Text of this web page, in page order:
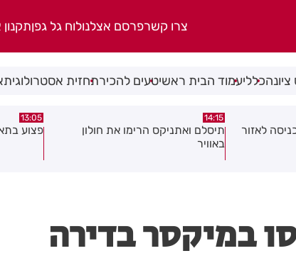
צרו קשרפרסם אצלנולוח גל גפן
ציונהכלליעמוד הבית ראשיטעים להכירתחזית אסטרולוגית
חולון
13:05
פצוע בתאונת אופנוע במרכז חולון
08:58
גופה
במיקסר בדירה